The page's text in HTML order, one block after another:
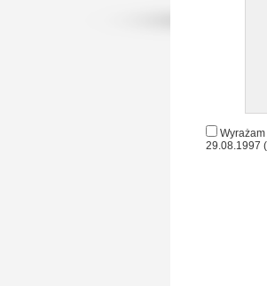
29.08.1997